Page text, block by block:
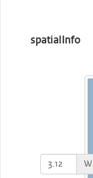
spatialInfo
W